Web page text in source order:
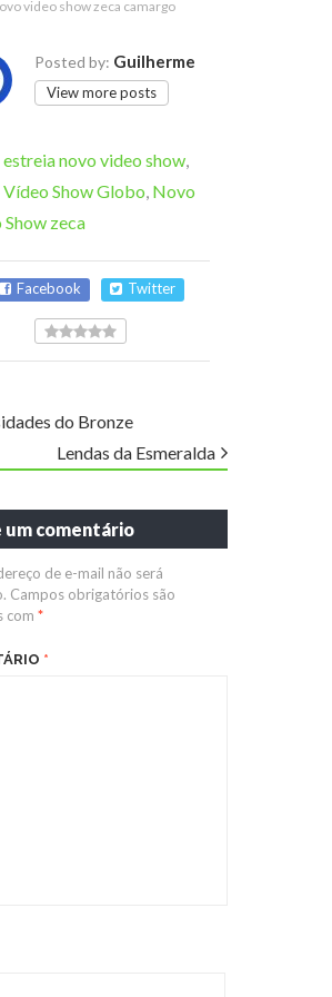
video show zeca camargo
Posted by: Guilherme
View more posts
estreia novo video show,
Show Globo, Novo
zeca
Facebook Twitter
do Bronze
Lendas da Esmeralda
um comentário
de e-mail não será
Campos obrigatórios são
com *
*